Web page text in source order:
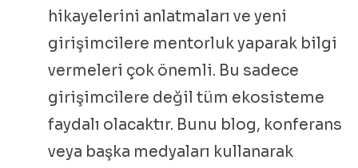
hikayelerini anlatmaları ve yeni
girişimcilere mentorluk yaparak bilgi
vermeleri çok önemli. Bu sadece
girişimcilere değil tüm ekosisteme
faydalı olacaktır. Bunu blog, konferans
veya başka medyaları kullanarak